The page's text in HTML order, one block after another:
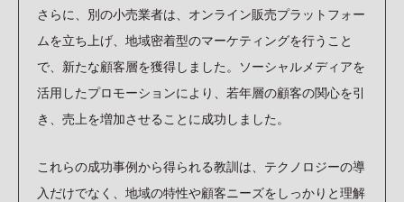
さらに、別の小売業者は、オンライン販売プラットフォー
ムを立ち上げ、地域密着型のマーケティングを行うこと
で、新たな顧客層を獲得しました。ソーシャルメディアを
活用したプロモーションにより、若年層の顧客の関心を引
き、売上を増加させることに成功しました。
これらの成功事例から得られる教訓は、テクノロジーの導
入だけでなく、地域の特性や顧客ニーズをしっかりと理解